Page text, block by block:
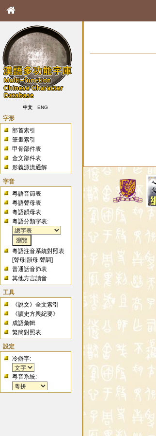
中文 ENG
字形
部首索引
筆畫索引
甲骨部件表
金文部件表
形義源流通解
字音
粵語音節表
粵語聲母表
粵語韻母表
粵語分類字表:
粵語注音系統對照表
[聲母 |韻母 |聲調]
普通話音節表
其他方言讀音
工具
《說文》全文索引
《讀史方輿紀要》
成語彙輯
繁簡對照表
設定
冷僻字:
粵音系統: